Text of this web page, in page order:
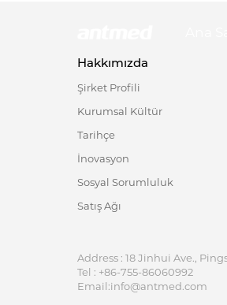
Hakkımızda
Şirket Profili
Kurumsal Kültür
Tarihçe
İnovasyon
Sosyal Sorumluluk
Satış Ağı
Address : 18 Jinhui Ave.,
Tel : +86-755-86060992
Email:info@antmed.com